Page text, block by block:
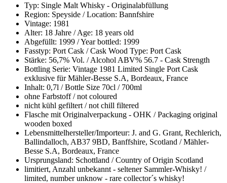
Typ: Single Malt Whisky - Originalabfüllung
Region: Speyside / Location: Bannfshire
Vintage: 1981
Alter: 18 Jahre / Age: 18 years old
Abgefüllt: 1999 / Year bottled: 1999
Fasstyp: Port Cask / Cask Wood Type: Port Cask
Stärke: 56,7% Vol. / Alcohol ABV% 56.7 - Cask Strength
Bottling Serie: Vintage 1981 Limited Single Port Cask
exklusive für Mähler-Besse S.A, Bordeaux, France
Inhalt: 0,7l / Bottle Size 70cl / 700ml
ohne Farbstoff / not coloured
nicht kühl gefiltert / not chill filtered
Flasche mit Originalverpackung - OHK / Packaging original
wooden boxed
Lebensmittelhersteller/Importeur: J. and G. Grant, Rechlerich,
Ballindalloch, AB37 9BD, Banffshire, Scotland / Mähler-
Besse S.A, Bordeaux, France
Ursprungsland: Schottland / Country of Origin Scotland
limitiert, Anzahl unbekannt - seltener Sammler-Whisky! /
limited, number unknow - rare collector´s whisky!